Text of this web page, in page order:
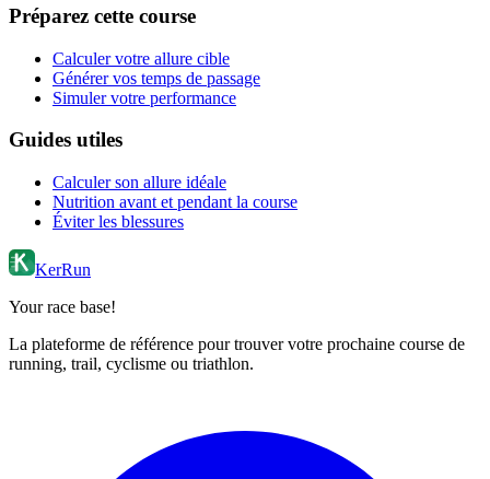
Préparez cette course
Calculer votre allure cible
Générer vos temps de passage
Simuler votre performance
Guides utiles
Calculer son allure idéale
Nutrition avant et pendant la course
Éviter les blessures
KerRun
Your race base!
La plateforme de référence pour trouver votre prochaine course de
running, trail, cyclisme ou triathlon.